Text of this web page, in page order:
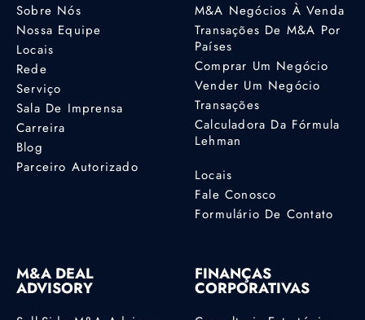
Sobre Nós
Nossa Equipe
Locais
Rede
Serviço
Sala De Imprensa
Carreira
Blog
Parceiro Autorizado
M&A Negócios À Venda
Transações De M&A Por
Países
Comprar Um Negócio
Vender Um Negócio
Transações
Calculadora Da Fórmula
Lehman
Locais
Fale Conosco
Formulário De Contato
M&A DEAL
ADVISORY
FINANÇAS
CORPORATIVAS